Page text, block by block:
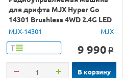
для дрифта MJX Hyper Go
14301 Brushless 4WD 2.4G LED
1/14 RTR
MJX-14301 MJX
Т 9 990 o
В корзину